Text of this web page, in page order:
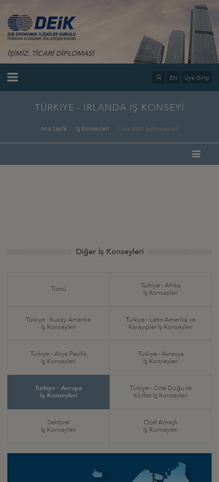
İŞİMİZ, TİCARİ DİPLOMASİ
EN Üye Girişi
TÜRKİYE - İRLANDA İŞ KONSEYİ
Ana Sayfa İş Konseyleri Ülke Bazlı İş Konseyleri
Diğer İş Konseyleri
Tümü
Türkiye - Afrika
İş Konseyleri
Türkiye - Kuzey Amerika
İş Konseyleri
Türkiye - Latin Amerika ve
Karayipler İş Konseyleri
Türkiye - Asya Pasifik
İş Konseyleri
Türkiye - Avrasya
İş Konseyleri
Türkiye - Avrupa
İş Konseyleri
Türkiye - Orta Doğu ve
Körfez İş Konseyleri
Sektörel
İş Konseyleri
Özel Amaçlı
İş Konseyleri